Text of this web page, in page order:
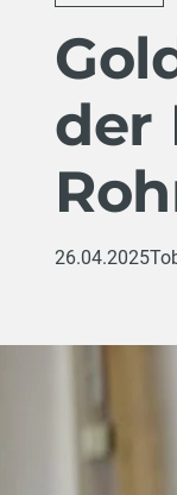
der
26.04.2025